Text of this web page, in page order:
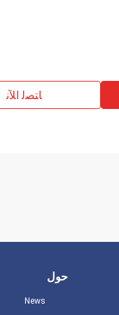
ﺎﺘﺼﻟ ﺍﻶﻧ
حول
News